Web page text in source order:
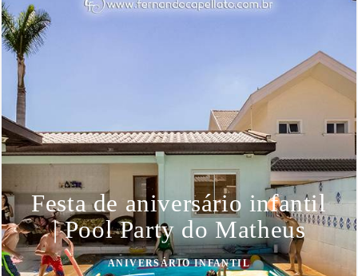
Festa de aniversário infantil
| Pool Party do Matheus
ANIVERSÁRIO INFANTIL